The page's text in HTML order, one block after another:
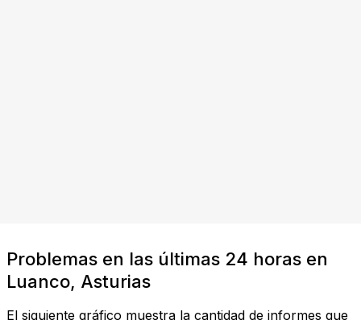
Problemas en las últimas 24 horas en
Luanco, Asturias
El siguiente gráfico muestra la cantidad de informes que